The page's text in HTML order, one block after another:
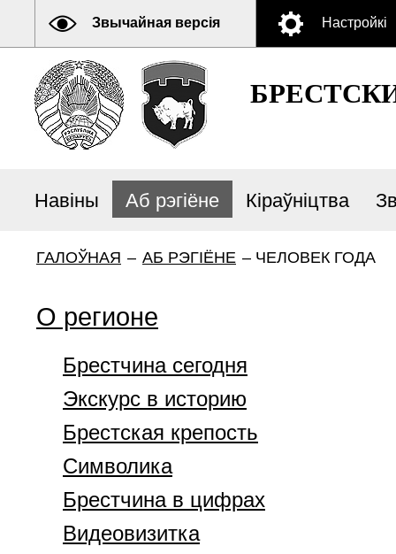
Звычайная версія Настройкі
Навіны Аб рэгіёне Кіраўніцтва
ГАЛОЎНАЯ – АБ РЭГІЁНЕ – ЧЕЛОВЕК ГОДА
О регионе
Брестчина сегодня
Экскурс в историю
Брестская крепость
Символика
Брестчина в цифрах
Видеовизитка